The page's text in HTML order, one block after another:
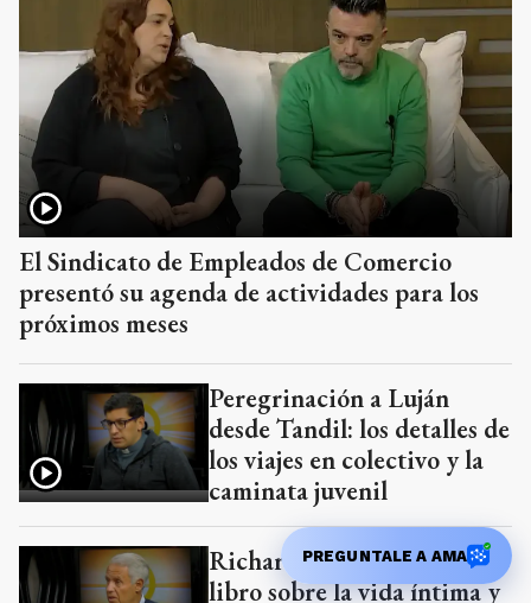
El Sindicato de Empleados de Comercio
presentó su agenda de actividades para los
próximos meses
Peregrinación a Luján
desde Tandil: los detalles de
los viajes en colectivo y la
caminata juvenil
Richard Zarini presenta su
libro sobre la vida íntima y
PREGUNTALE A AMA